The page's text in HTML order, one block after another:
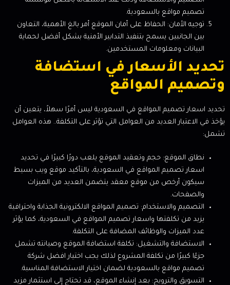
تصميم مواقع بالسعودية.
توجيه الأمان: الحفاظ على أمان الموقع أمر بالغ الأهمية، التعاون
بين الجانبين يسمح بتنفيذ التدابير الأمنية بشكل أفضل لحماية
البيانات ومعلومات المستخدمين.
تحديد الأسعار في استضافة
وتصميم المواقع
تحديد اسعار تصميم المواقع في السعودية ليس أمرًا سهلاً، يتعين أن
يؤخذ في الاعتبار العديد من العوامل التي تؤثر على التكلفة.. هذه العوامل
تشمل:
نطاق الموقع: حجم وتعقيد الموقع يلعب دورًا كبيرًا في تحديد
اسعار تصميم المواقع في السعودية، بالتأكيد موقع ويب بسيط
سيكون أرخص من موقع معقد يتضمن العديد من الميزات
والصفحات.
التصميم والاستخدام: تصميم المواقع الالكترونية الجذابة واحترافية
يزيد من تكلفتها واسعار تصميم المواقع في السعودية، كما يؤثر
عدد الميزات والوظائف المضافة على التكلفة.
الاستضافة والتشغيل: تكلفة استضافة الموقع وصيانته تشمل
جزءًا كبيرًا من تكلفة المشروع لذلك يجب اختيار افضل شركة
تصميم مواقع بالسعودية لضمان اختيار الاستضافة المناسبة.
التسويق والترويج: بعد إنشاء الموقع، قد تحتاج إلى استثمار مزيد